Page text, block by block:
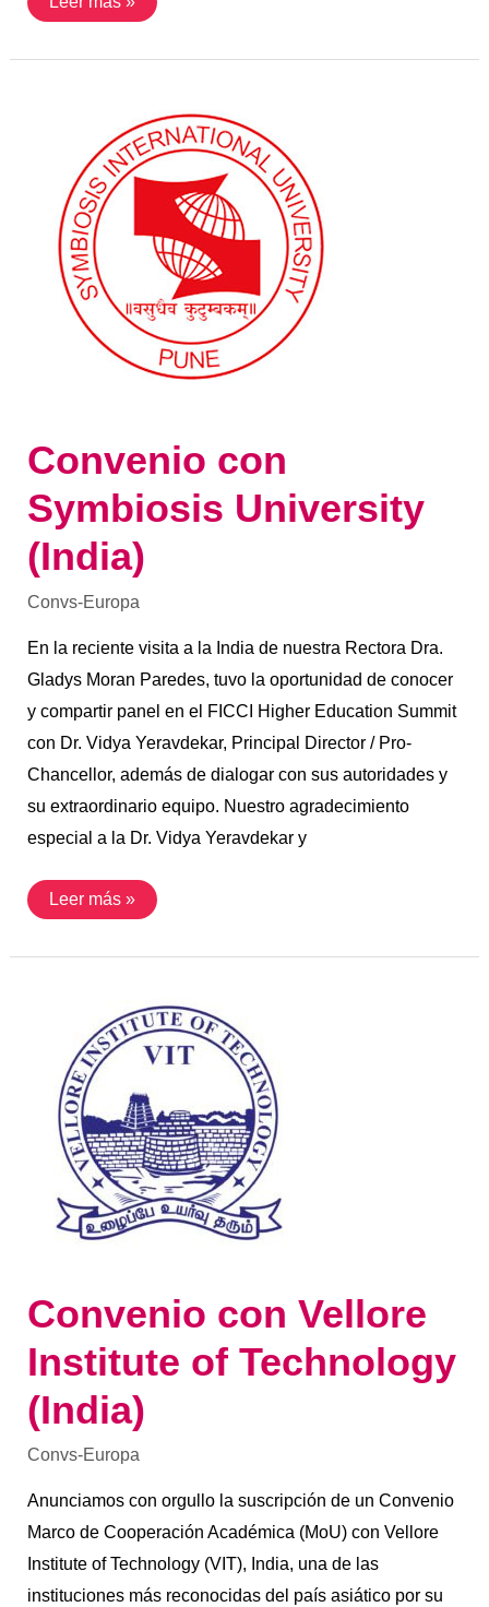
Convenio con
Symbiosis University
(India)
Convs-Europa
En la reciente visita a la India de nuestra Rectora Dra.
Gladys Moran Paredes, tuvo la oportunidad de conocer
y compartir panel en el FICCI Higher Education Summit
con Dr. Vidya Yeravdekar, Principal Director / Pro-
Chancellor, además de dialogar con sus autoridades y
su extraordinario equipo. Nuestro agradecimiento
especial a la Dr. Vidya Yeravdekar y
Symbiosis
University
(India)
Leer más »
Convenio con Vellore
Institute of Technology
(India)
Convs-Europa
Anunciamos con orgullo la suscripción de un Convenio
Marco de Cooperación Académica (MoU) con Vellore
Institute of Technology (VIT), India, una de las
instituciones más reconocidas del país asiático por su
Vellore
Institute
Technology
(India)